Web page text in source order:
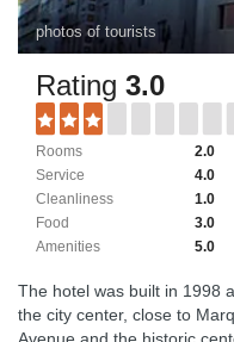
photos of tourists
Rating 3.0
2.0
Rooms
4.0
Service
1.0
Cleanliness
3.0
Food
5.0
Amenities
The hotel was built in 1998
the city center, close to